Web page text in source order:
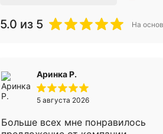
5.0 из 5 На
Аринка Р.
5 августа 2026
Больше всех мне понравилось